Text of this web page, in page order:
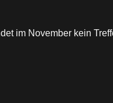
im November kein